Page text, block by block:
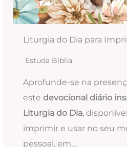
Liturgia do Dia para
Estuda Bíblia
Aprofunde-se na
estedevocional diário
Liturgia do Dia,
imprimir e usar no seu
pessoal, em…